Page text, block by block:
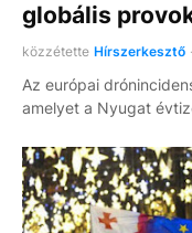
globális
közzétette Hírszerkesztő
Az európai
amelyet a Nyugat